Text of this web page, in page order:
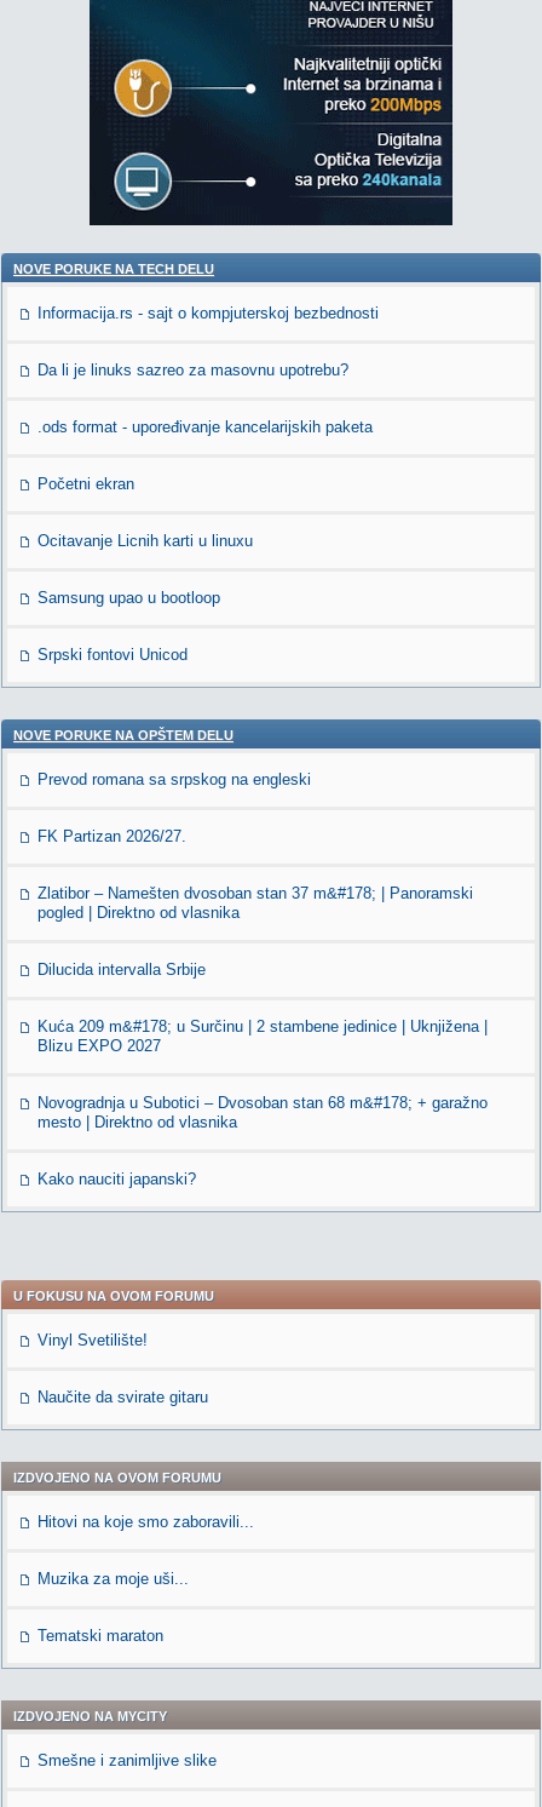
NOVE PORUKE NA TECH DELU
Informacija.rs - sajt o kompjuterskoj bezbednosti
Da li je linuks sazreo za masovnu upotrebu?
.ods format - upoređivanje kancelarijskih paketa
Početni ekran
Ocitavanje Licnih karti u linuxu
Samsung upao u bootloop
Srpski fontovi Unicod
NOVE PORUKE NA OPŠTEM DELU
Prevod romana sa srpskog na engleski
FK Partizan 2026/27.
Zlatibor – Namešten dvosoban stan 37 m&#178; | Panoramski
pogled | Direktno od vlasnika
Dilucida intervalla Srbije
Kuća 209 m&#178; u Surčinu | 2 stambene jedinice | Uknjižena |
Blizu EXPO 2027
Novogradnja u Subotici – Dvosoban stan 68 m&#178; + garažno
mesto | Direktno od vlasnika
Kako nauciti japanski?
U FOKUSU NA OVOM FORUMU
Vinyl Svetilište!
Naučite da svirate gitaru
IZDVOJENO NA OVOM FORUMU
Hitovi na koje smo zaboravili...
Muzika za moje uši...
Tematski maraton
IZDVOJENO NA MYCITY
Smešne i zanimljive slike